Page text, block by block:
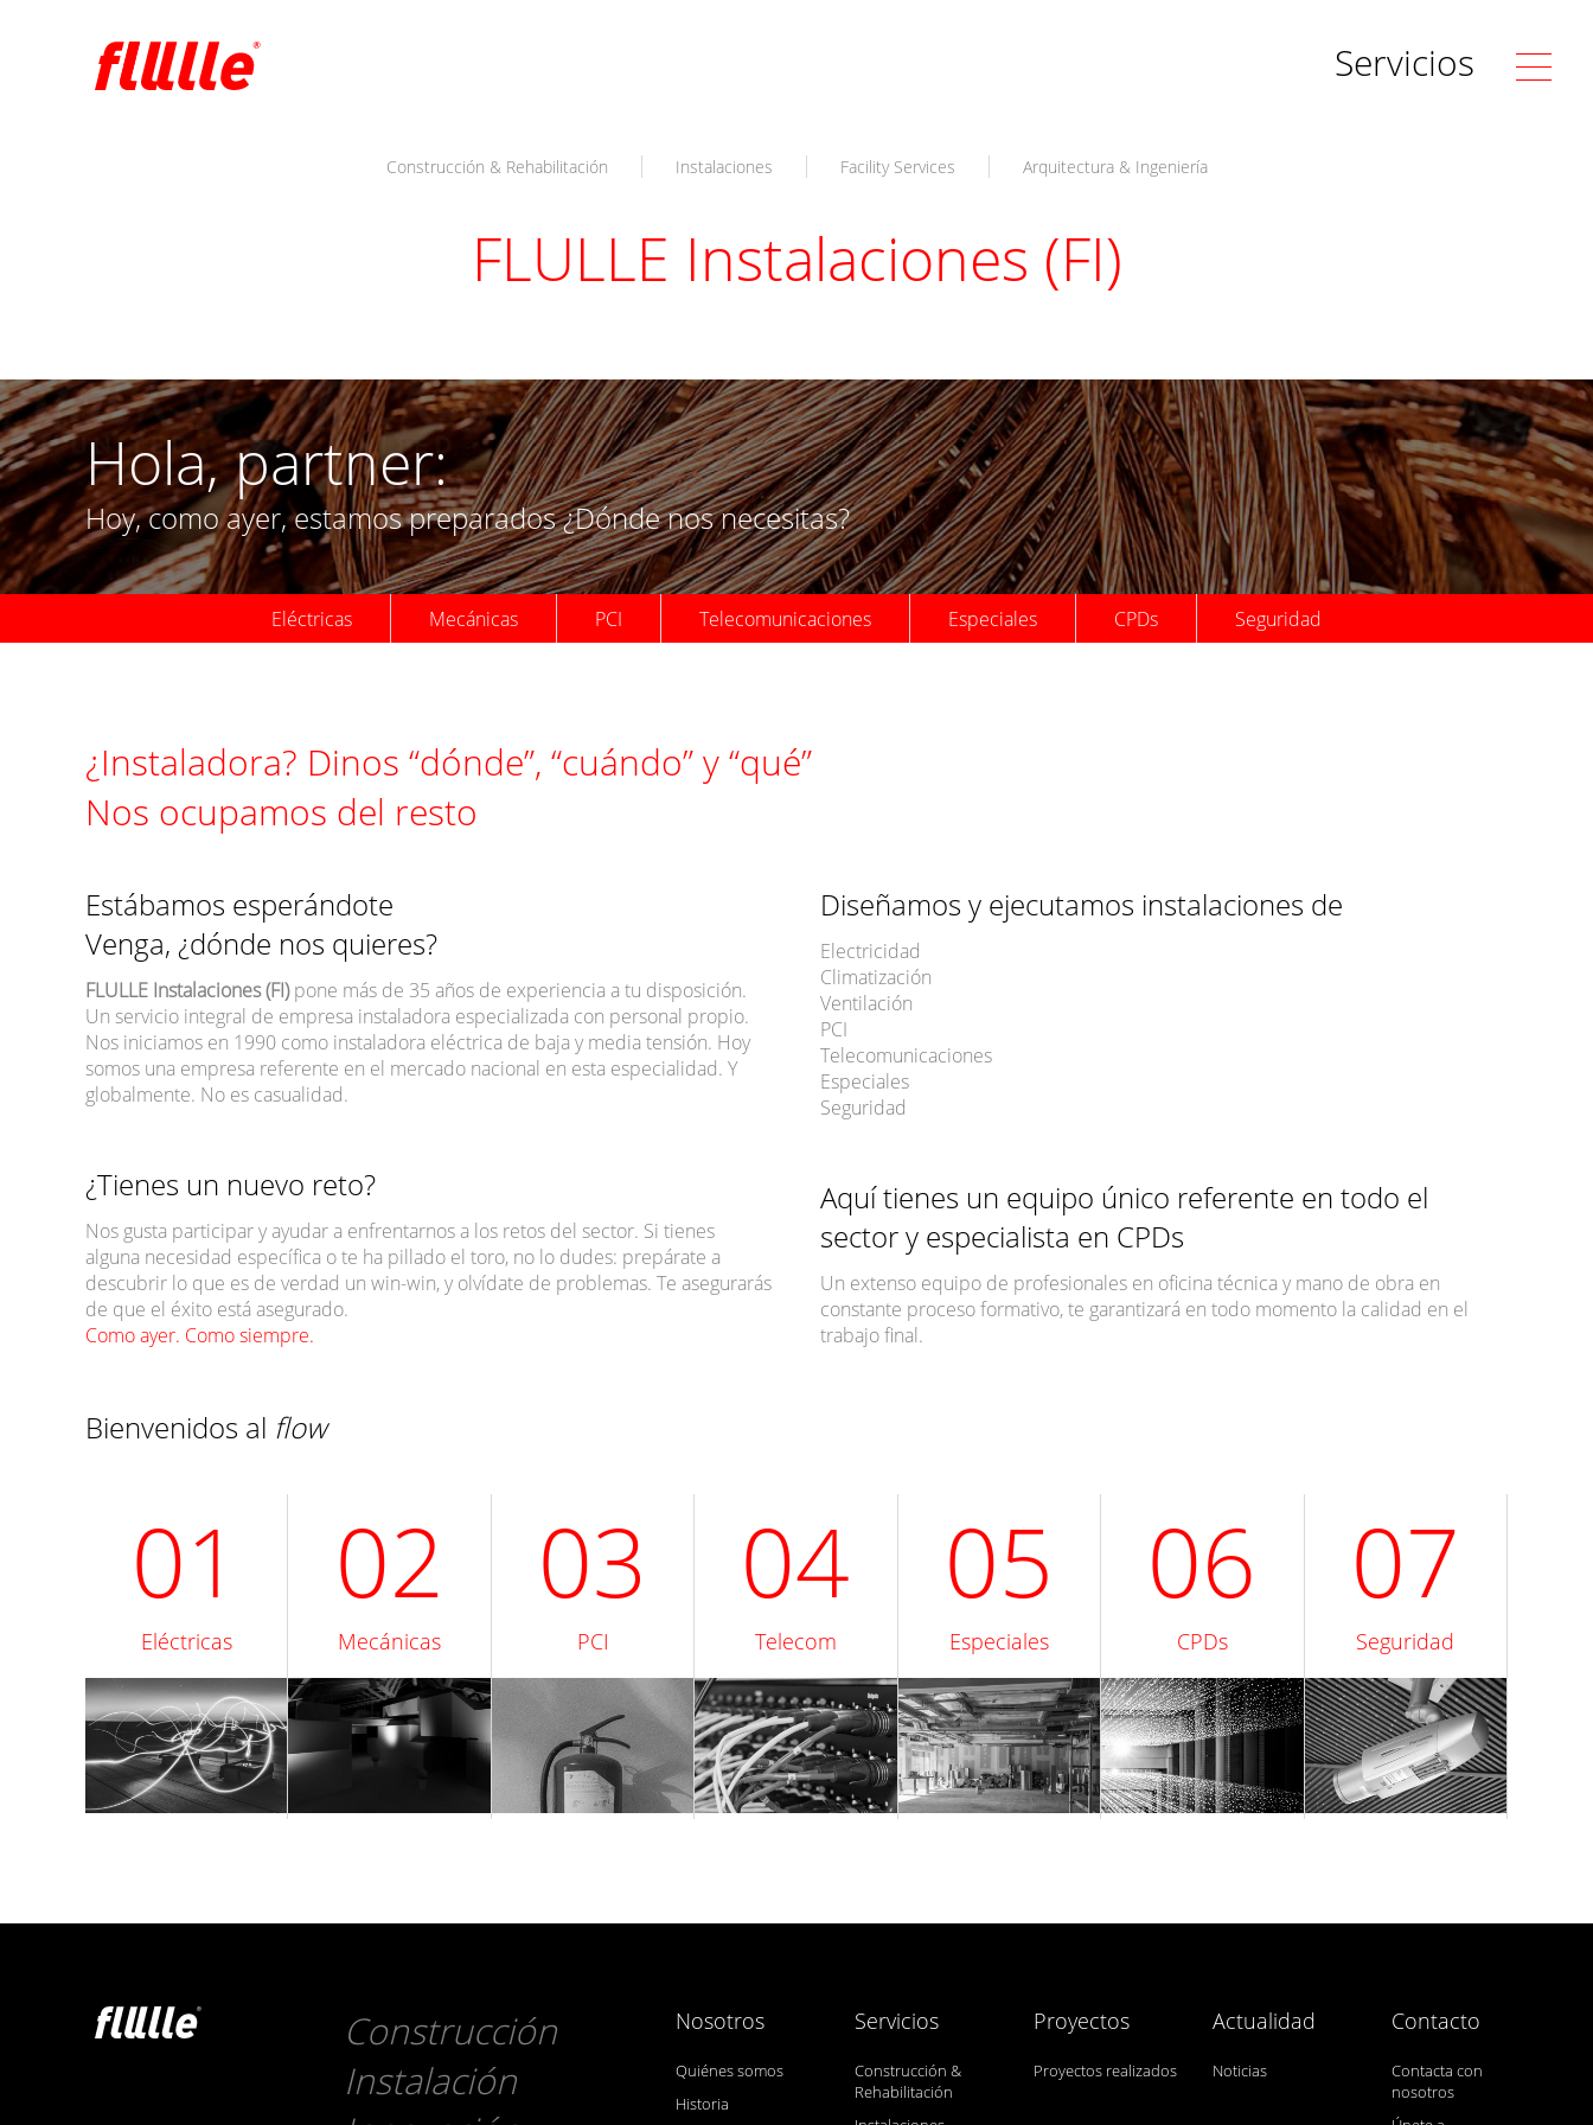
Servicios
FLULLE Instalaciones (FI)
Construcción & Rehabilitación Instalaciones Facility Services Arquitectura & Ingeniería
Hola, partner:
Hoy, como ayer, estamos preparados ¿Dónde nos necesitas?
Eléctricas Mecánicas PCI Telecomunicaciones Especiales CPDs Seguridad
¿Instaladora? Dinos “dónde”, “cuándo” y “qué”
Nos ocupamos del resto
Estábamos esperándote
Venga, ¿dónde nos quieres?
FLULLE Instalaciones (FI)pone más de 35 años de experiencia a tu disposición.
Un servicio integral de empresa instaladora especializada con personal propio.
Nos iniciamos en 1990 como instaladora eléctrica de baja y media tensión. Hoy
somos una empresa referente en el mercado nacional en esta especialidad. Y
globalmente. No es casualidad.
¿Tienes un nuevo reto?
Nos gusta participar y ayudar a enfrentarnos a los retos del sector. Si tienes
alguna necesidad específica o te ha pillado el toro, no lo dudes: prepárate a
descubrir lo que es de verdad un win-win, y olvídate de problemas. Te asegurarás
de que el éxito está asegurado.
Como ayer. Como siempre.
Bienvenidos al flow
Diseñamos y ejecutamos instalaciones de
Electricidad
Climatización
Ventilación
PCI
Telecomunicaciones
Especiales
Seguridad
Aquí tienes un equipo único referente en todo el
sector y especialista en CPDs
Un extenso equipo de profesionales en oficina técnica y mano de obra en
constante proceso formativo, te garantizará en todo momento la calidad en el
trabajo final.
01
Eléctricas
02
Mecánicas
03
PCI
04
Telecom
05
Especiales
06
CPDs
07
Seguridad
Construcción
Instalación
Nosotros
Quiénes somos
Historia
Servicios
Construcción &
Rehabilitación
Proyectos
Proyectos realizados
Actualidad
Noticias
Contacto
Contacta con
nosotros